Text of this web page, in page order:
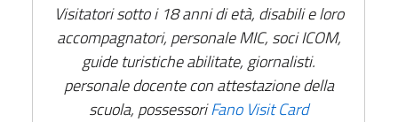
Visitatori sotto i 18 anni di età, disabili e loro
accompagnatori, personale MIC, soci ICOM,
guide turistiche abilitate, giornalisti.
personale docente con attestazione della
scuola, possessoriFano Visit Card